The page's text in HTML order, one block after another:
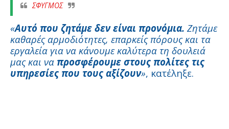
ΣΦΥΓΜΟΣ
«Αυτό που ζητάμε δεν είναι προνόμια. Ζητάμε
καθαρές αρμοδιότητες, επαρκείς πόρους και τα
εργαλεία για να κάνουμε καλύτερα τη δουλειά
μας και να προσφέρουμε στους πολίτες τις
υπηρεσίες που τους αξίζουν», κατέληξε.